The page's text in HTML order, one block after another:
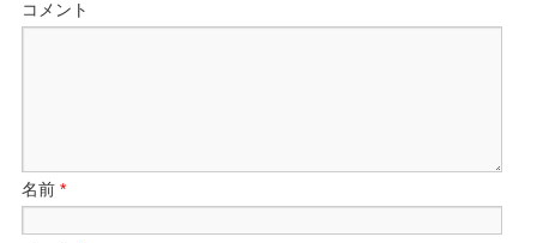
コメント
名前*